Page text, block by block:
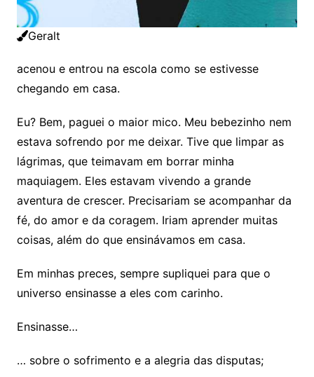
Geralt
acenou e entrou na escola como se estivesse
chegando em casa.
Eu? Bem, paguei o maior mico. Meu bebezinho nem
estava sofrendo por me deixar. Tive que limpar as
lágrimas, que teimavam em borrar minha
maquiagem. Eles estavam vivendo a grande
aventura de crescer. Precisariam se acompanhar da
fé, do amor e da coragem. Iriam aprender muitas
coisas, além do que ensinávamos em casa.
Em minhas preces, sempre supliquei para que o
universo ensinasse a eles com carinho.
Ensinasse…
… sobre o sofrimento e a alegria das disputas;